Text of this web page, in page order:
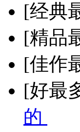
[经典
[精品
[佳作
[好最
的